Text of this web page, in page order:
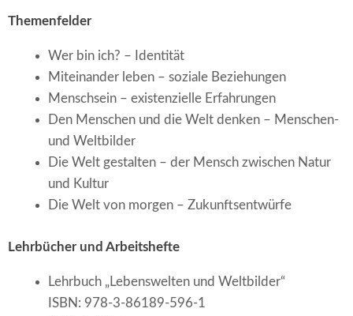
Themenfelder
Wer bin ich? – Identität
Miteinander leben – soziale Beziehungen
Menschsein – existenzielle Erfahrungen
Den Menschen und die Welt denken – Menschen-
und Weltbilder
Die Welt gestalten – der Mensch zwischen Natur
und Kultur
Die Welt von morgen – Zukunftsentwürfe
Lehrbücher und Arbeitshefte
Lehrbuch „Lebenswelten und Weltbilder“
ISBN: 978-3-86189-596-1